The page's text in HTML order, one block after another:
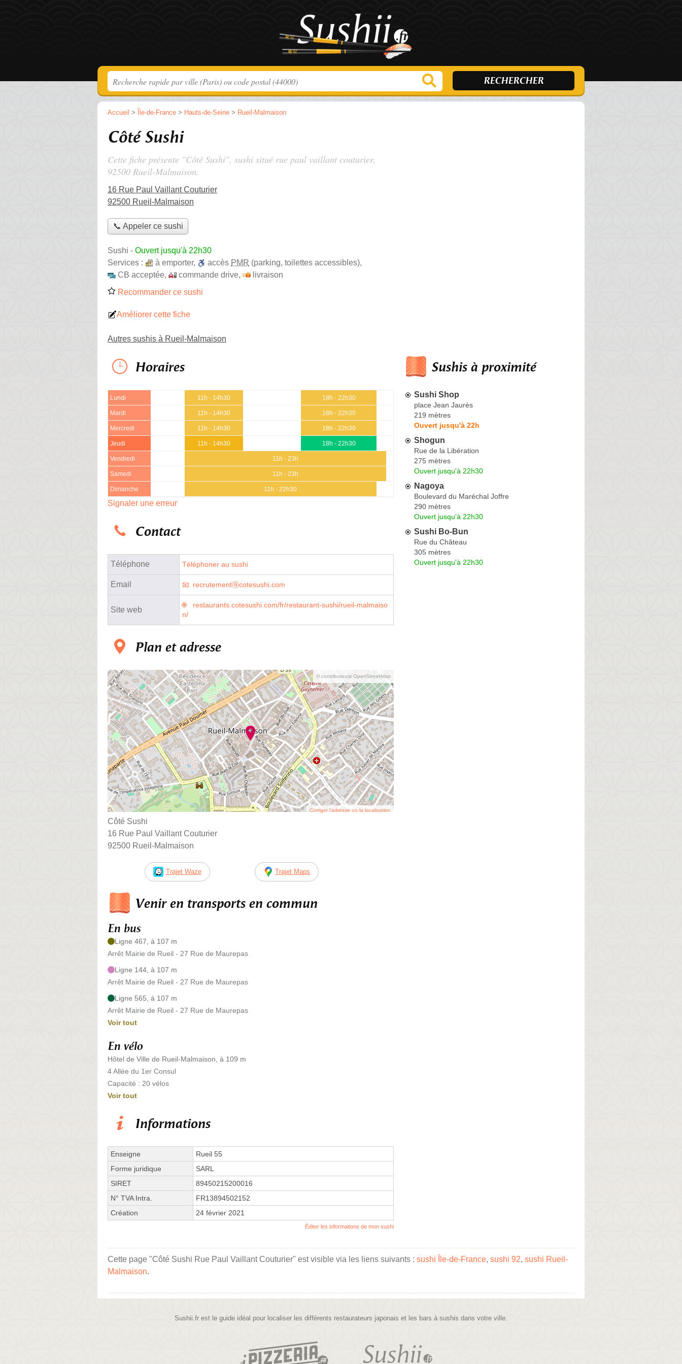
Accueil > Île-de-France > Hauts-de-Seine > Rueil-Malmaison
Côté Sushi
Cette fiche présente "Côté Sushi", sushi situé rue paul vaillant couturier,
92500 Rueil-Malmaison.
16 Rue Paul Vaillant Couturier
92500 Rueil-Malmaison
📞 Appeler ce sushi
Sushi - Ouvert jusqu'à 22h30
Services :
à emporter, accès PMR (parking, toilettes accessibles),
CB acceptée, commande drive,
livraison
Recommander ce sushi
Améliorer cette fiche
Autres sushis à Rueil-Malmaison
Horaires
Lundi 11h - 14h30 18h - 22h30
Mardi 11h - 14h30 18h - 22h30
Mercredi 11h - 14h30 18h - 22h30
Jeudi 11h - 14h30 18h - 22h30
Vendredi 11h - 23h
Samedi 11h - 23h
Dimanche 11h - 22h30
Signaler une erreur
Contact
Téléphone Téléphoner au sushi
Email recrutementⓐcotesushi.com
Site web
restaurants.cotesushi.com/fr/restaurant-sushi/rueil-malmaiso
n/
Plan et adresse
© contributeurs OpenStreetMap
Corriger l’adresse ou la localisation
Côté Sushi
16 Rue Paul Vaillant Couturier
92500 Rueil-Malmaison
Trajet Waze Trajet Maps
Venir en transports en commun
En bus
Ligne 467, à 107 m
Arrêt Mairie de Rueil - 27 Rue de Maurepas
Ligne 144, à 107 m
Arrêt Mairie de Rueil - 27 Rue de Maurepas
Ligne 565, à 107 m
Arrêt Mairie de Rueil - 27 Rue de Maurepas
Voir tout
En vélo
Hôtel de Ville de Rueil-Malmaison, à 109 m
4 Allée du 1er Consul
Capacité : 20 vélos
Voir tout
Informations
Enseigne
Rueil 55
Forme juridique
SARL
SIRET
89450215200016
N° TVA Intra.
FR13894502152
Création
24 février 2021
Éditer les informations de mon sushi
Sushis à proximité
Sushi Shop
place Jean Jaurès
219 mètres
Ouvert jusqu'à 22h
Shogun
Rue de la Libération
275 mètres
Ouvert jusqu'à 22h30
Nagoya
Boulevard du Maréchal Joffre
290 mètres
Ouvert jusqu'à 22h30
Sushi Bo-Bun
Rue du Château
305 mètres
Ouvert jusqu'à 22h30
Cette page "Côté Sushi Rue Paul Vaillant Couturier" est visible via les liens suivants : sushi Île-de-France, sushi 92, sushi Rueil-
Malmaison.
Sushii.fr est le guide idéal pour localiser les différents restaurateurs japonais et les bars à sushis dans votre ville.